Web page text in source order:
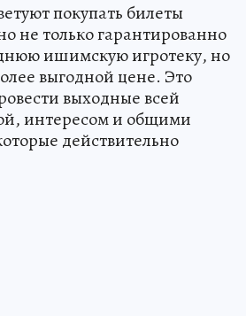
покупать билеты
не только гарантированно
ишимскую игротеку, но
выгодной цене. Это
выходные всей
интересом и общими
действительно